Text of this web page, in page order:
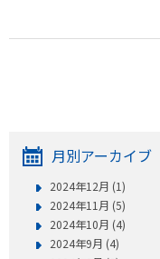
月別アーカイブ
2024年12月 (1)
2024年11月 (5)
2024年10月 (4)
2024年9月 (4)